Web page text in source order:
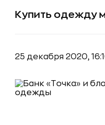
Купить одежду
25 декабря 2020,